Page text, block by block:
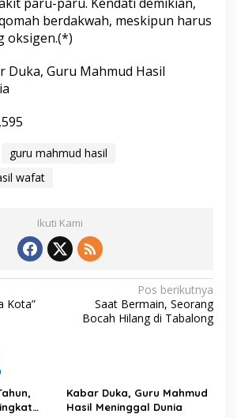
berdakwah, meskipun harus
oksigen.(*)
Duka, Guru Mahmud Hasil
guru mahmud hasil
wafat
Ikuti Kami
Kota”
Pos berikutnya
Saat Bermain, Seorang
Bocah Hilang di Tabalong
Kabar Duka, Guru Mahmud
Hasil Meninggal Dunia